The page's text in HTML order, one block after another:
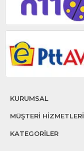
KURUMSAL
MÜŞTERİ HİZMETLERİ
KATEGORİLER